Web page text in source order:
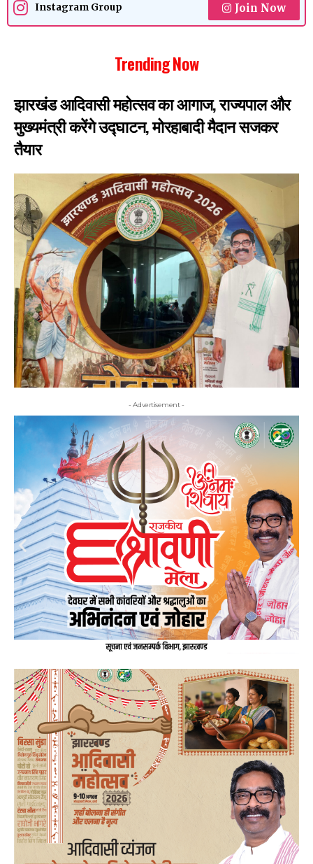
Instagram Group Join Now
Trending Now
झारखंड आदिवासी महोत्सव का आगाज, राज्यपाल और
मुख्यमंत्री करेंगे उद्घाटन, मोरहाबादी मैदान सजकर
तैयार
- Advertisement -